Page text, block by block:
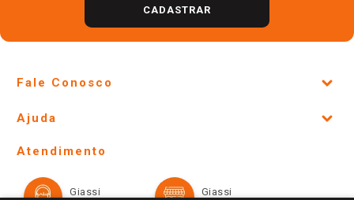
CADASTRAR
Fale Conosco
Lojas Físicas e Horários
Ofertas
Televendas
Ajuda
Formas de Pagamento
Atendimento
Giassi
Giassi